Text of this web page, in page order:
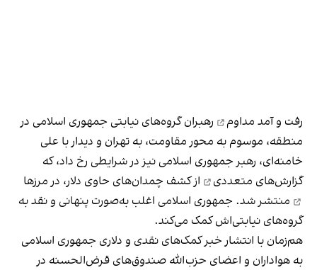
رفت و آمد مداوم
رهبران گروه‌های نیابتی جمهوری اسلامی در
منطقه، موسوم به محور مقاومت، به تهران و دیدار با علی
خامنه‌ای، رهبر جمهوری اسلامی نیز در شرایطی رخ داد، که
گزارش‌های متعددی
از کشف چمدان‌های حاوی دلار، در مرزها
منتشر شد. جمهوری اسلامی اغلب به‌صورت پنهانی و نقد به
گروه‌های نیابتی‌اش کمک می‌کند.
هم‌زمان با انتشار خبر کمک‌های نقدی و دلاری جمهوری اسلامی
به هواداران و اعضای حزب‌الله صندوق‌های قرض‌الحسنه در